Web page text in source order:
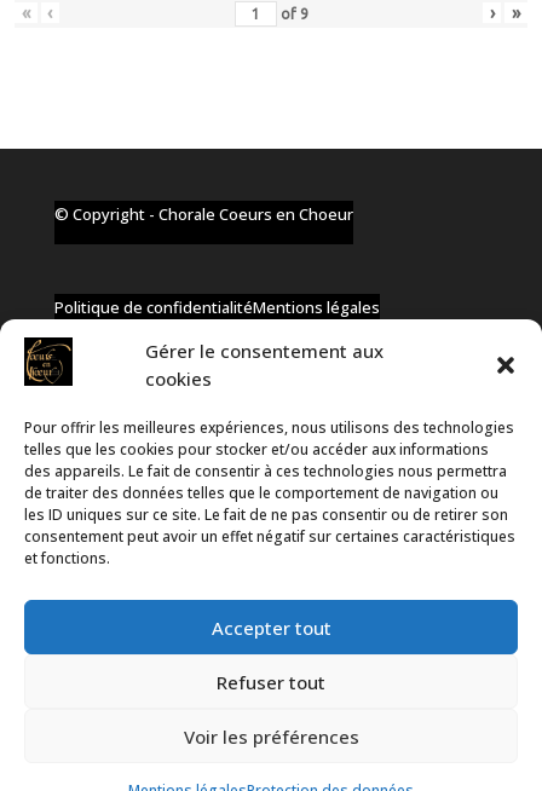
Gérer le consentement aux
cookies
Pour offrir les meilleures expériences, nous utilisons des technologies
telles que les cookies pour stocker et/ou accéder aux informations
des appareils. Le fait de consentir à ces technologies nous permettra
de traiter des données telles que le comportement de navigation ou
les ID uniques sur ce site. Le fait de ne pas consentir ou de retirer son
consentement peut avoir un effet négatif sur certaines caractéristiques
et fonctions.
Accepter tout
Refuser tout
Voir les préférences
« ‹ of 9 › »
© Copyright - Chorale Coeurs en Choeur
Politique de confidentialitéMentions légales
✆ +32 477 91 58 46
✉ infos@coeurs-en-choeur.be
Toute proposition de partenariat en développement sera